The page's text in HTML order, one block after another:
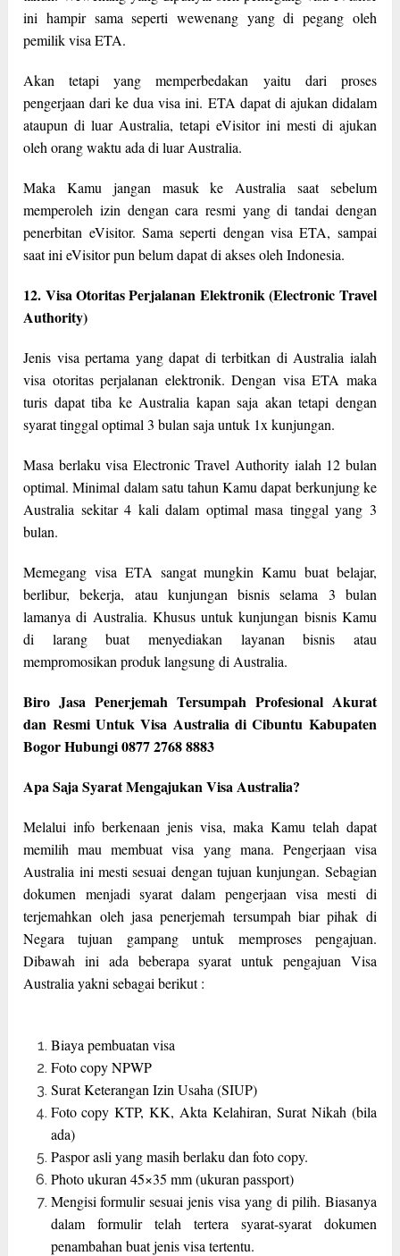
ini hampir sama seperti wewenang yang di pegang oleh
pemilik visa ETA.
Akan tetapi yang memperbedakan yaitu dari proses
pengerjaan dari ke dua visa ini. ETA dapat di ajukan didalam
ataupun di luar Australia, tetapi eVisitor ini mesti di ajukan
oleh orang waktu ada di luar Australia.
Maka Kamu jangan masuk ke Australia saat sebelum
memperoleh izin dengan cara resmi yang di tandai dengan
penerbitan eVisitor. Sama seperti dengan visa ETA, sampai
saat ini eVisitor pun belum dapat di akses oleh Indonesia.
12. Visa Otoritas Perjalanan Elektronik (Electronic Travel
Authority)
Jenis visa pertama yang dapat di terbitkan di Australia ialah
visa otoritas perjalanan elektronik. Dengan visa ETA maka
turis dapat tiba ke Australia kapan saja akan tetapi dengan
syarat tinggal optimal 3 bulan saja untuk 1x kunjungan.
Masa berlaku visa Electronic Travel Authority ialah 12 bulan
optimal. Minimal dalam satu tahun Kamu dapat berkunjung ke
Australia sekitar 4 kali dalam optimal masa tinggal yang 3
bulan.
Memegang visa ETA sangat mungkin Kamu buat belajar,
berlibur, bekerja, atau kunjungan bisnis selama 3 bulan
lamanya di Australia. Khusus untuk kunjungan bisnis Kamu
di larang buat menyediakan layanan bisnis atau
mempromosikan produk langsung di Australia.
Biro Jasa Penerjemah Tersumpah Profesional Akurat
dan Resmi Untuk Visa Australia di Cibuntu Kabupaten
Bogor Hubungi 0877 2768 8883
Apa Saja Syarat Mengajukan Visa Australia?
Melalui info berkenaan jenis visa, maka Kamu telah dapat
memilih mau membuat visa yang mana. Pengerjaan visa
Australia ini mesti sesuai dengan tujuan kunjungan. Sebagian
dokumen menjadi syarat dalam pengerjaan visa mesti di
terjemahkan oleh jasa penerjemah tersumpah biar pihak di
Negara tujuan gampang untuk memproses pengajuan.
Dibawah ini ada beberapa syarat untuk pengajuan Visa
Australia yakni sebagai berikut :
Biaya pembuatan visa
Foto copy NPWP
Surat Keterangan Izin Usaha (SIUP)
Foto copy KTP, KK, Akta Kelahiran, Surat Nikah (bila
ada)
Paspor asli yang masih berlaku dan foto copy.
Photo ukuran 45×35 mm (ukuran passport)
Mengisi formulir sesuai jenis visa yang di pilih. Biasanya
dalam formulir telah tertera syarat-syarat dokumen
penambahan buat jenis visa tertentu.